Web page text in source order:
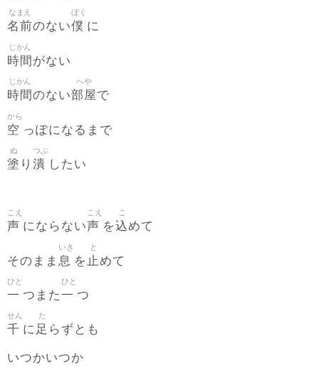
名前
なまえ
のない僕
ぼく
に
時間
じかん
がない
時間
じかん
のない部屋
へや
で
空
から
っぽになるまで
塗
ぬ
り 潰
つぶ
したい
声
こえ
にならない声
こえ
を込
こ
めて
そのまま 息
いき
を 止
と
めて
一
ひと
つまた一
ひと
つ
千
せん
に 足
た
らずとも
いつかいつか